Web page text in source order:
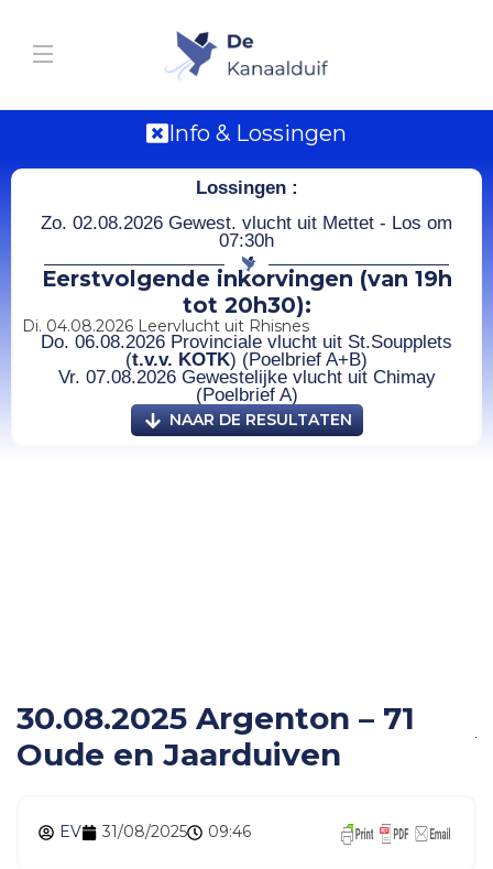
Info & Lossingen
Lossingen :
Zo. 02.08.2026 Gewest. vlucht uit Mettet - Los om
07:30h
Eerstvolgende inkorvingen (van 19h
tot 20h30):
Di. 04.08.2026 Leervlucht uit Rhisnes
Do. 06.08.2026 Provinciale vlucht uit St.Soupplets
(t.v.v. KOTK) (Poelbrief A+B)
Vr. 07.08.2026 Gewestelijke vlucht uit Chimay
(Poelbrief A)
NAAR DE RESULTATEN
30.08.2025 Argenton – 71
Oude en Jaarduiven
EV 31/08/2025 09:46